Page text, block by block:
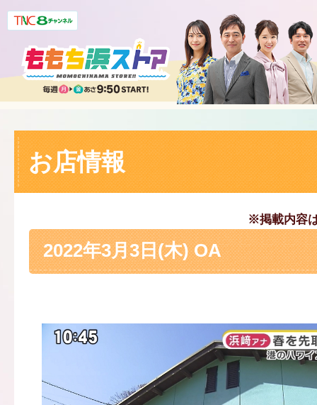
お店情報
※掲載内容
2022年3月3日(木) OA